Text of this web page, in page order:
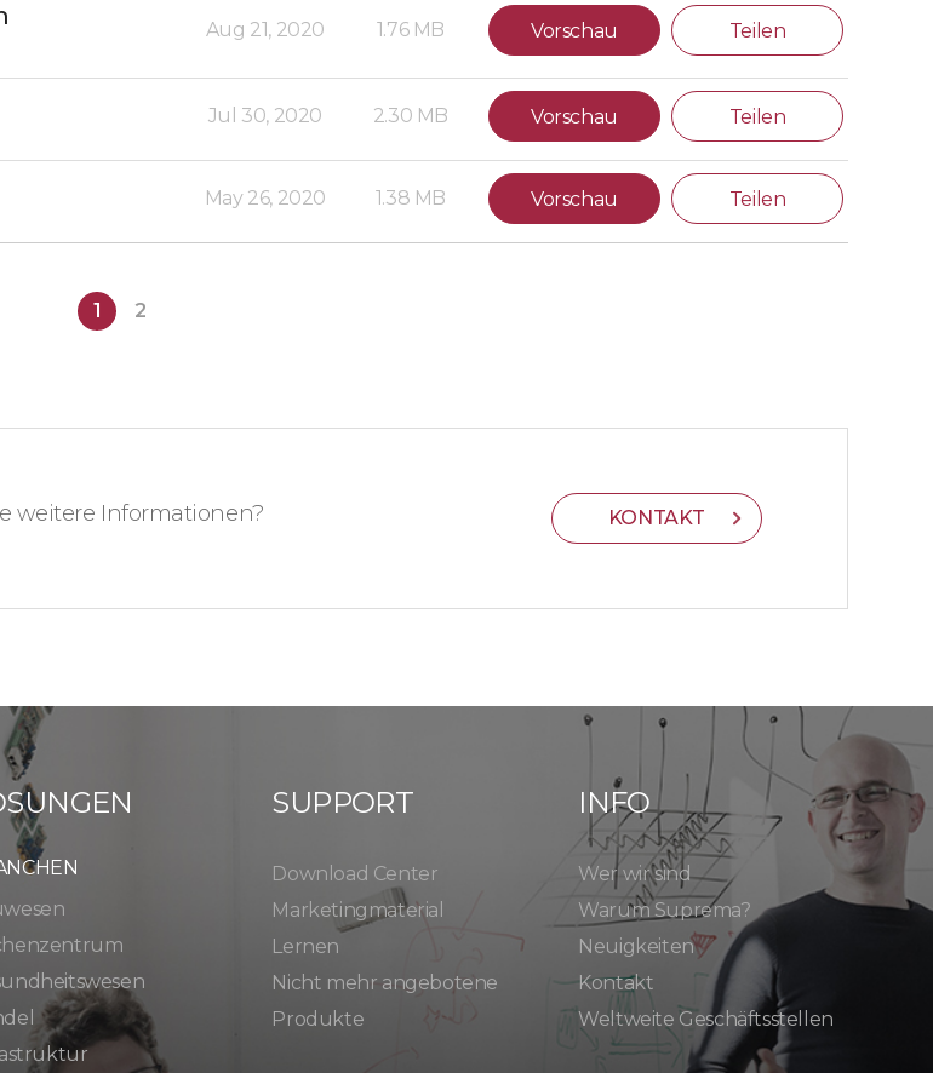
Aug 21, 2020 1.76 MB Vorschau Teilen
Jul 30, 2020 2.30 MB Vorschau Teilen
May 26, 2020 1.38 MB Vorschau Teilen
1 2
weitere Informationen? KONTAKT
SUPPORT
Download Center
Marketingmaterial
Lernen
Nicht mehr angebotene
Produkte
INFO
Wer wir sind
Warum Suprema?
Neuigkeiten
Kontakt
Weltweite Geschäftsstellen